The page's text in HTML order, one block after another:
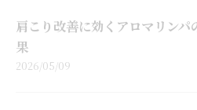
肩こり改善に効くアロマリンパ
果
2026/05/09